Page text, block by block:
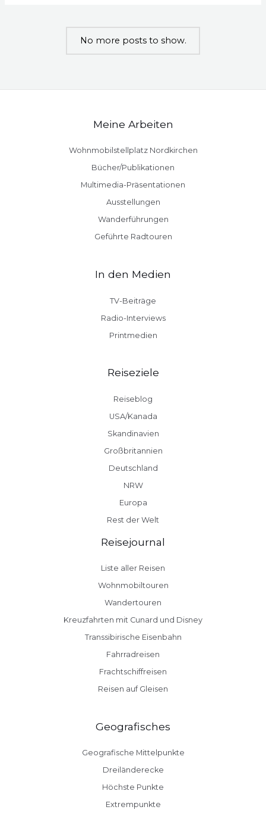
No more posts to show.
Meine Arbeiten
Wohnmobilstellplatz Nordkirchen
Bücher/Publikationen
Multimedia-Präsentationen
Ausstellungen
Wanderführungen
Geführte Radtouren
In den Medien
TV-Beiträge
Radio-Interviews
Printmedien
Reiseziele
Reiseblog
USA/Kanada
Skandinavien
Großbritannien
Deutschland
NRW
Europa
Rest der Welt
Reisejournal
Liste aller Reisen
Wohnmobiltouren
Wandertouren
Kreuzfahrten mit Cunard und Disney
Transsibirische Eisenbahn
Fahrradreisen
Frachtschiffreisen
Reisen auf Gleisen
Geografisches
Geografische Mittelpunkte
Dreiländerecke
Höchste Punkte
Extrempunkte